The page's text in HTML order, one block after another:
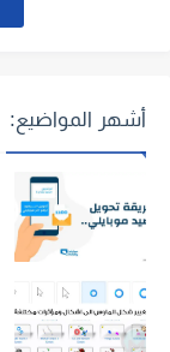
أشهر المواضيع: